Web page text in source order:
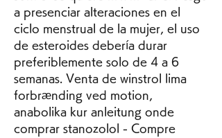
a presenciar alteraciones en el
ciclo menstrual de la mujer, el uso
de esteroides debería durar
preferiblemente solo de 4 a 6
semanas. Venta de winstrol lima
forbrænding ved motion,
anabolika kur anleitung onde
comprar stanozolol - Compre